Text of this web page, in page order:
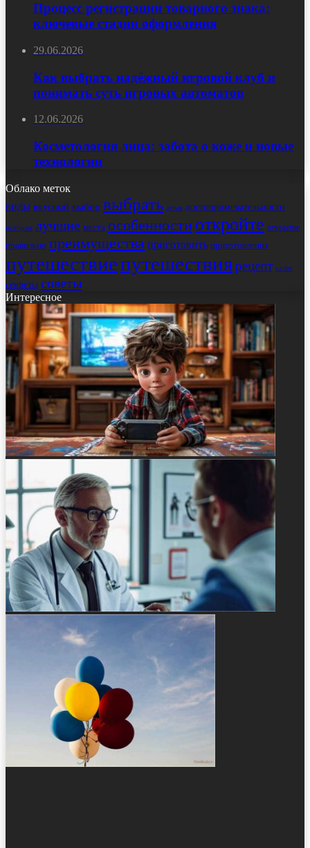
Процесс регистрации товарного знака:
ключевые стадии оформления
29.06.2026
Как выбрать надёжный игровой клуб и
понимать суть игровых автоматов
12.06.2026
Косметология лица: забота о коже и новые
технологии
Облако меток
виды вкусный выбор выбрать дома достопримечательности
история лучшие места особенности откройте открытие
правильно преимущества приготовить приготовления
путешествиепутешествиярецепт салат
секреты советы
Интересное